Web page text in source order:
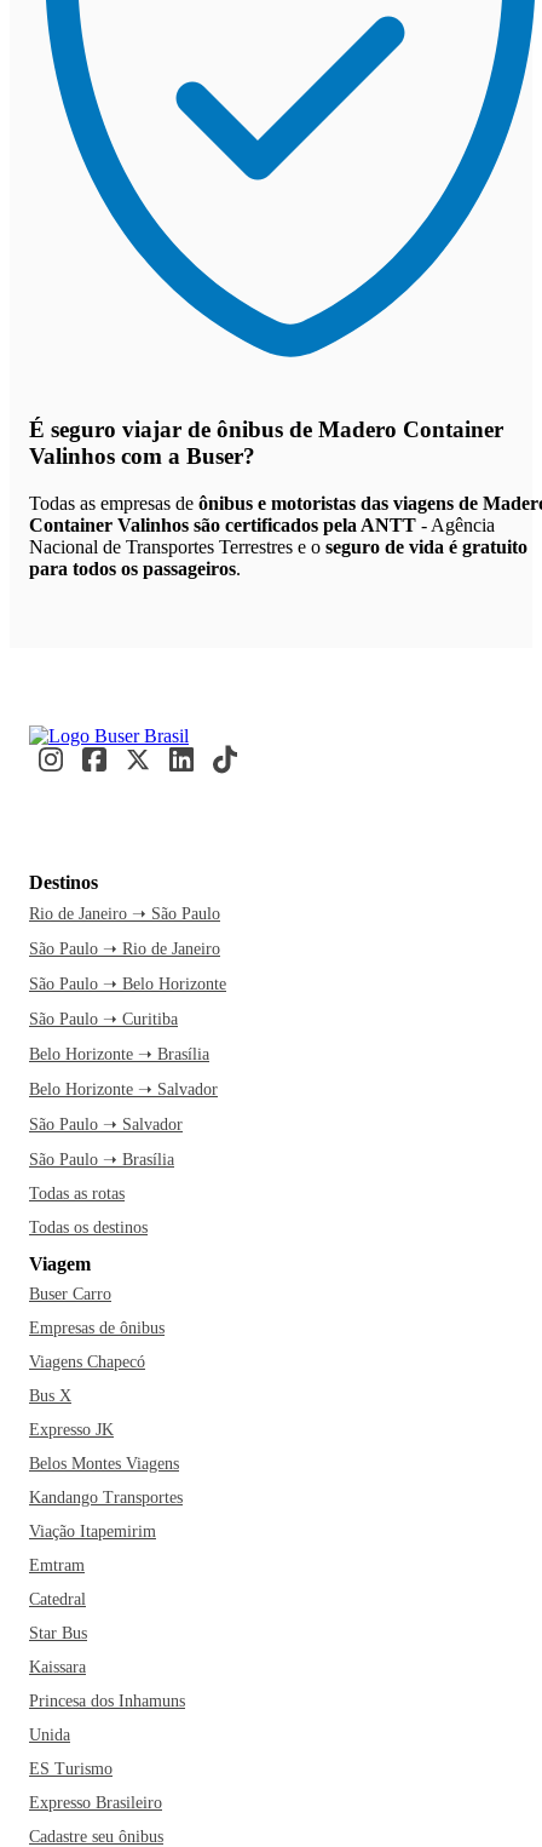
É seguro viajar de ônibus de Madero Container
Valinhos com a Buser?
Todas as empresas de ônibus e motoristas das viagens de
Container Valinhos são certificados pela ANTT - Agência
Nacional de Transportes Terrestres e o seguro de vida é gratuito
para todos os passageiros.
Destinos
Rio de Janeiro ➝ São Paulo
São Paulo ➝ Rio de Janeiro
São Paulo ➝ Belo Horizonte
São Paulo ➝ Curitiba
Belo Horizonte ➝ Brasília
Belo Horizonte ➝ Salvador
São Paulo ➝ Salvador
São Paulo ➝ Brasília
Todas as rotas
Todas os destinos
Viagem
Buser Carro
Empresas de ônibus
Viagens Chapecó
Bus X
Expresso JK
Belos Montes Viagens
Kandango Transportes
Viação Itapemirim
Emtram
Catedral
Star Bus
Kaissara
Princesa dos Inhamuns
Unida
ES Turismo
Expresso Brasileiro
Cadastre seu ônibus